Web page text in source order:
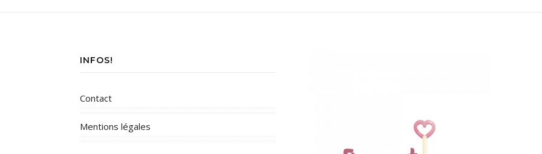
INFOS!
Contact
Mentions légales